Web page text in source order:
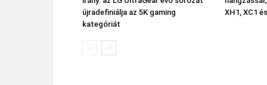
újradefiniálja az 5K gaming
kategóriát
XH1, XC1